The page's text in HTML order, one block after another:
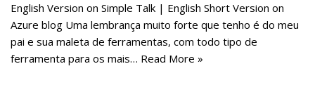
English Version on Simple Talk | English Short Version on
Azure blog Uma lembrança muito forte que tenho é do meu
pai e sua maleta de ferramentas, com todo tipo de
ferramenta para os mais… Read More »